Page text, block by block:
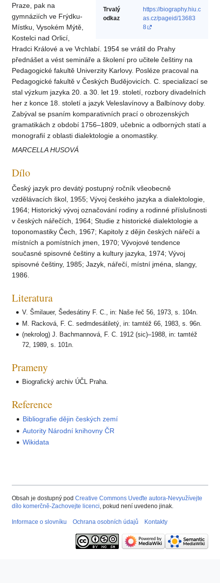
Trvalý
odkaz
https://biography.hiu.c
as.cz/pageid/13683
8
Praze, pak na
gymnáziích ve Frýdku-
Místku, Vysokém Mýtě,
Kostelci nad Orlicí,
Hradci Králové a ve Vrchlabí. 1954 se vrátil do Prahy
přednášet a vést semináře a školení pro učitele češtiny na
Pedagogické fakultě Univerzity Karlovy. Posléze pracoval na
Pedagogické fakultě v Českých Budějovicích. C. specializací se
stal výzkum jazyka 20. a 30. let 19. století, rozbory divadelních
her z konce 18. století a jazyk Veleslavínovy a Balbínovy doby.
Zabýval se psaním komparativních prací o obrozenských
gramatikách z období 1756–1809, učebnic a odborných statí a
monografií z oblasti dialektologie a onomastiky.
MARCELLA HUSOVÁ
Dílo
Český jazyk pro devátý postupný ročník všeobecně
vzdělávacích škol, 1955; Vývoj českého jazyka a dialektologie,
1964; Historický vývoj označování rodiny a rodinné příslušnosti
v českých nářečích, 1964; Studie z historické dialektologie a
toponomastiky Čech, 1967; Kapitoly z dějin českých nářečí a
místních a pomístních jmen, 1970; Vývojové tendence
současné spisovné češtiny a kultury jazyka, 1974; Vývoj
spisovné češtiny, 1985; Jazyk, nářečí, místní jména, slangy,
1986.
Literatura
V. Šmilauer, Šedesátiny F. C., in: Naše řeč 56, 1973, s. 104n.
M. Racková, F. C. sedmdesátiletý, in: tamtéž 66, 1983, s. 96n.
(nekrolog) J. Bachmannová, F. C. 1912 (sic)–1988, in: tamtéž
72, 1989, s. 101n.
Prameny
Biografický archiv ÚČL Praha.
Reference
Bibliografie dějin českých zemí
Autority Národní knihovny ČR
Wikidata
Obsah je dostupný pod Creative Commons Uveďte autora-Nevyužívejte
dílo komerčně-Zachovejte licenci , pokud není uvedeno jinak.
Informace o slovníku Ochrana osobních údajů Kontakty